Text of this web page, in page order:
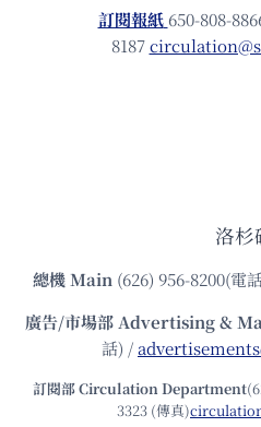
訂閱報紙 650-808-
8187
洛杉
總機Main (626) 956-8200(電
廣告/市場部Advertising &
話) /
訂閱部 Circulation Department
3323 (傳真)